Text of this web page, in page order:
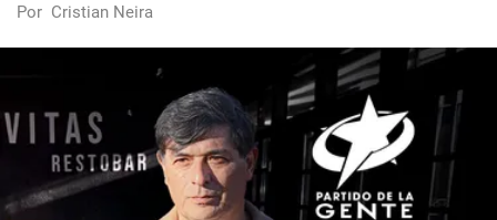
Por Cristian Neira